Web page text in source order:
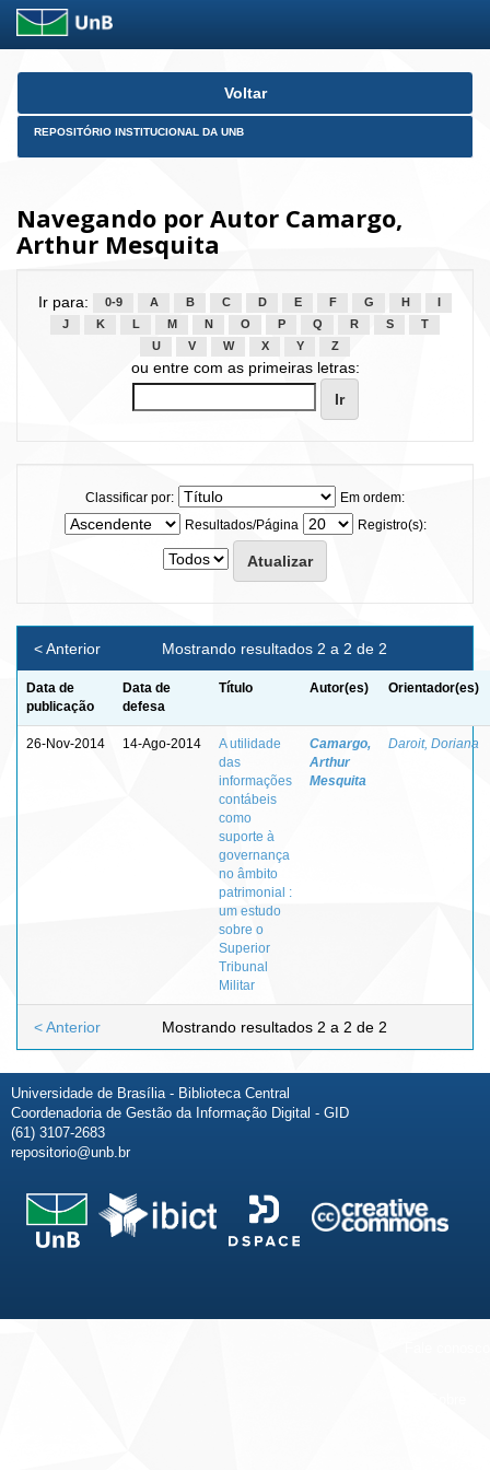
Skip
Voltar
REPOSITÓRIO INSTITUCIONAL DA UNB
Navegando por Autor Camargo,
Arthur Mesquita
Ir para: 0-9 A B C D E F G H
J
K L M N O P Q R S
T
U
V W X Y Z
ou entre com as primeiras letras:
Classificar por:
Em ordem:
Resultados/Página
Registro(s):
Mostrando resultados 2 a 2 de 2
< Anterior
Data de
publicação
Data de
defesa
Título Autor(es) Orientador(es)
26-Nov-2014 14-Ago-2014
A utilidade
das
informações
contábeis
como
suporte à
governança
no âmbito
patrimonial :
um estudo
sobre o
Superior
Tribunal
Militar
Camargo,
Arthur
Mesquita
Daroit, Doriana
Mostrando resultados 2 a 2 de 2
< Anterior
Universidade de Brasília - Biblioteca Central
Coordenadoria de Gestão da Informação Digital - GID
(61) 3107-2683
repositorio@unb.br